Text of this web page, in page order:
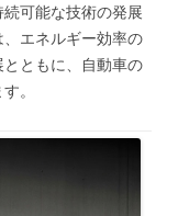
可能な技術の発展
エネルギー効率の
ともに、自動車の
。